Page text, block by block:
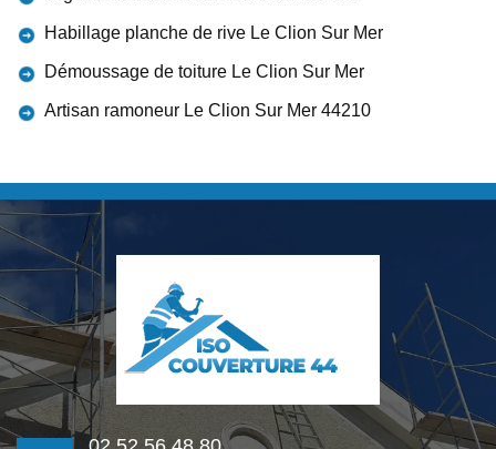
Habillage planche de rive Le Clion Sur Mer
Démoussage de toiture Le Clion Sur Mer
Artisan ramoneur Le Clion Sur Mer 44210